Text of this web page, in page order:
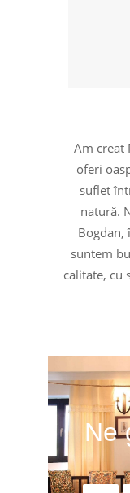
Am creat
oferi
suflet
natură.
Bogdan,
suntem
calitate, cu
Ne